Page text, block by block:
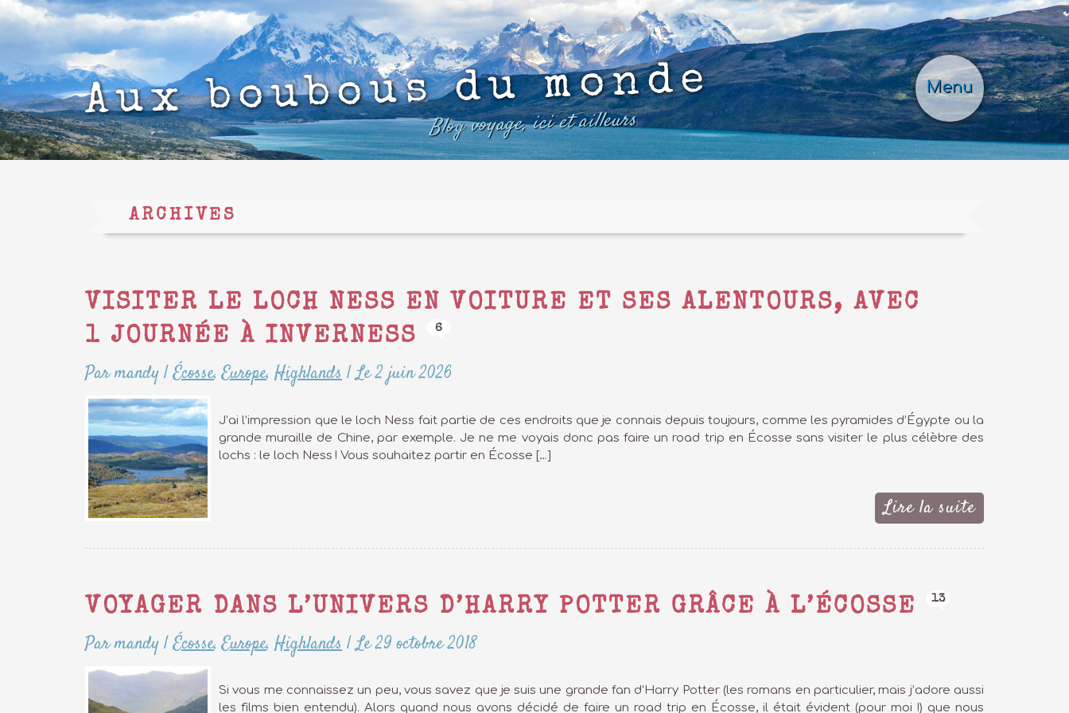
Menu
Aux boubous du monde
Blog voyage, ici et ailleurs
ARCHIVES
VISITER LE LOCH NESS EN VOITURE ET SES ALENTOURS, AVEC
1 JOURNÉE À INVERNESS
6
Par mandy|Écosse,Europe, Highlands|Le 2 juin 2026
J’ai l’impression que le loch Ness fait partie de ces endroits que je connais depuis toujours, comme les pyramides d’Égypte ou la
grande muraille de Chine, par exemple. Je ne me voyais donc pas faire un road trip en Écosse sans visiter le plus célèbre des
lochs : le loch Ness ! Vous souhaitez partir en Écosse […]
Lire la suite
VOYAGER DANS L’UNIVERS D’HARRY POTTER GRÂCE À L’ÉCOSSE 13
Par mandy|Écosse,Europe, Highlands|Le 29 octobre 2018
Si vous me connaissez un peu, vous savez que je suis une grande fan d’Harry Potter (les romans en particulier, mais j’adore aussi
les films bien entendu). Alors quand nous avons décidé de faire un road trip en Écosse, il était évident (pour moi !) que nous